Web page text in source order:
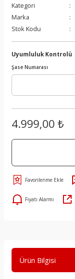
Kategori
Marka
Stok Kodu
Uyumluluk Kontrolü
Şase Numarası
4.999,00 ₺
Fiyatı Alarmı
Ürün Bilgisi